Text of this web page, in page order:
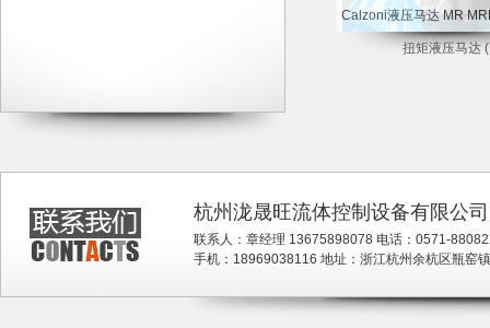
Calzoni液压马达 MR
扭矩液压马达
杭州泷晟旺流体控制设备有限公司
联系人：章经理 13675898078 电话：0571-
手机：18969038116 地址：浙江杭州余杭区瓶窑